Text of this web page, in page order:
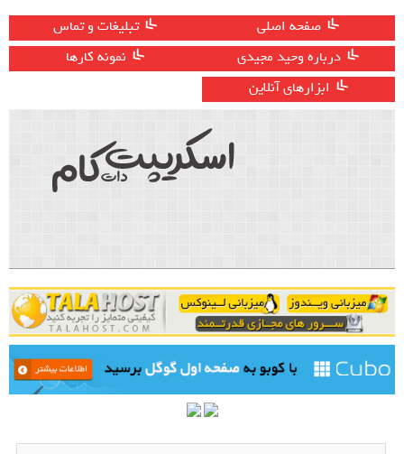
صفحه اصلی
تبلیغات و تماس
درباره وحید مجیدی
نمونه کارها
ابزارهای آنلاین